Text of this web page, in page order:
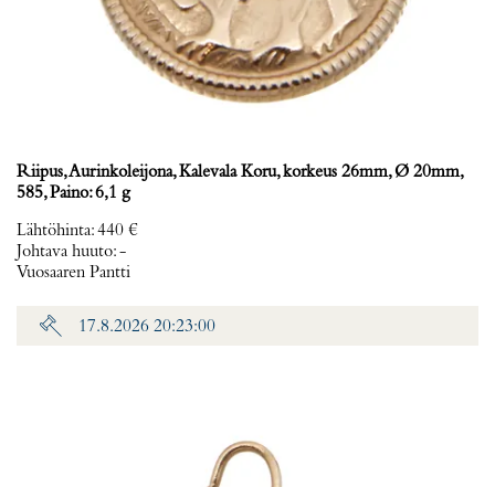
Riipus, Aurinkoleijona, Kalevala Koru, korkeus 26mm, Ø 20mm,
585, Paino: 6,1 g
Lähtöhinta:440 €
Johtava huuto:-
Vuosaaren Pantti
17.8.2026 20:23:00